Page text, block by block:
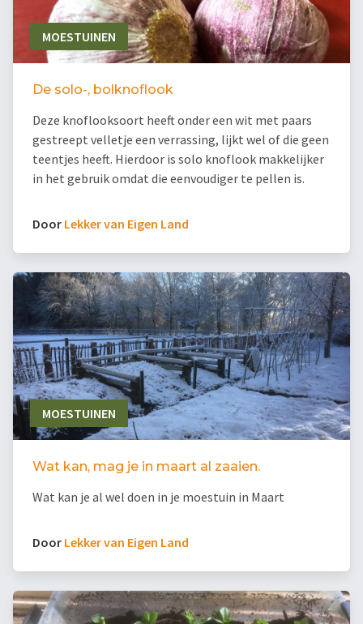
MOESTUINEN
De solo-, bolknoflook
Deze knoflooksoort heeft onder een wit met paars
gestreept velletje een verrassing, lijkt wel of die geen
teentjes heeft. Hierdoor is solo knoflook makkelijker
in het gebruik omdat die eenvoudiger te pellen is.
Door Lekker van Eigen Land
MOESTUINEN
Wat kan, mag je in maart al zaaien.
Wat kan je al wel doen in je moestuin in Maart
Door Lekker van Eigen Land